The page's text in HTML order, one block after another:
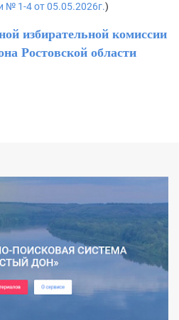
№ 1-4 от 05.05.2026г.)
избирательной комиссии
Ростовской области